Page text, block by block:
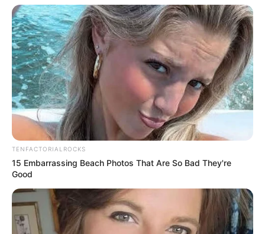
TENFACTORIALROCKS
15 Embarrassing Beach Photos That Are So Bad They're
Good